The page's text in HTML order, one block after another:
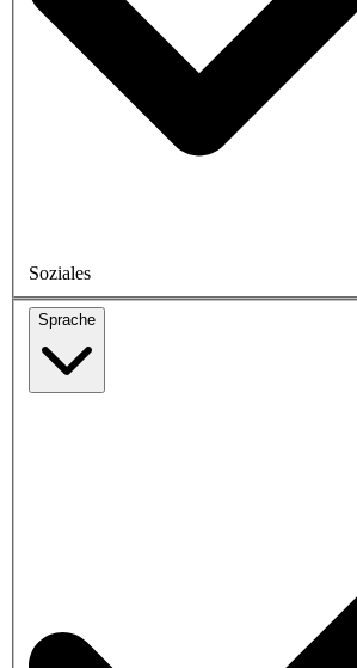
Soziales
Sprache